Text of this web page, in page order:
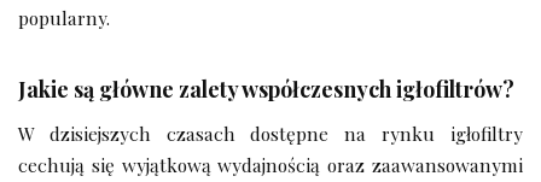
popularny.
Jakie są główne zalety współczesnych igłofiltrów?
W dzisiejszych czasach dostępne na rynku igłofiltry
cechują się wyjątkową wydajnością oraz zaawansowanymi